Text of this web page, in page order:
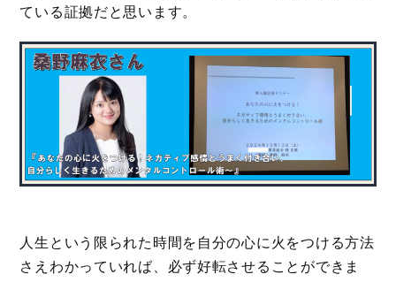
ている証拠だと思います。
人生という限られた時間を自分の心に火をつける方法
さえわかっていれば、必ず好転させることができま